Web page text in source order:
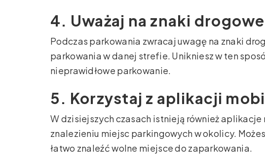
4. Uważaj na znaki drogowe
Podczas parkowania zwracaj uwagę na znaki
parkowania w danej strefie. Unikniesz w ten
nieprawidłowe parkowanie.
5. Korzystaj z aplikacji
W dzisiejszych czasach istnieją również
znalezieniu miejsc parkingowych w okolicy.
łatwo znaleźć wolne miejsce do zaparkowania.